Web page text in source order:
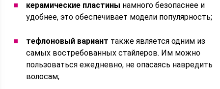
керамические пластины намного безопаснее и
удобнее, это обеспечивает модели популярность;
тефлоновый вариант также является одним из
самых востребованных стайлеров. Им можно
пользоваться ежедневно, не опасаясь навредить
волосам;